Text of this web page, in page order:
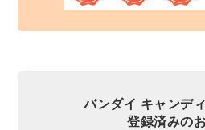
バンダイ キャンデ
登録済みの